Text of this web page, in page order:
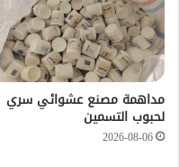
مداهمة مصنع عشوائي سري
لحبوب التسمين
2026-08-06